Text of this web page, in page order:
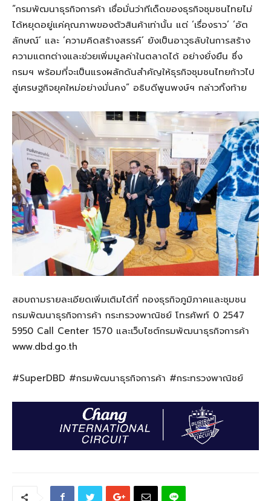
“กรมพัฒนาธุรกิจการค้า เชื่อมั่นว่าทีเด็ดของธุรกิจชุมชนไทยไม่
ได้หยุดอยู่แค่คุณภาพของตัวสินค้าเท่านั้น แต่ ‘เรื่องราว’ ‘อัต
ลักษณ์’ และ ‘ความคิดสร้างสรรค์’ ยังเป็นอาวุธลับในการสร้าง
ความแตกต่างและช่วยเพิ่มมูลค่าในตลาดได้ อย่างยั่งยืน ซึ่ง
กรมฯ พร้อมที่จะเป็นแรงผลักดันสําคัญให้ธุรกิจชุมชนไทยก้าวไป
สู่เศรษฐกิจยุคใหม่อย่างมั่นคง” อธิบดีพูนพงษ์ฯ กล่าวทิ้งท้าย
สอบถามรายละเอียดเพิ่มเติมได้ที่ กองธุรกิจภูมิภาคและชุมชน
กรมพัฒนาธุรกิจการค้า กระทรวงพาณิชย์ โทรศัพท์ 0 2547
5950 Call Center 1570 และเว็บไซต์กรมพัฒนาธุรกิจการค้า
www.dbd.go.th
#SuperDBD #กรมพัฒนาธุรกิจการค้า #กระทรวงพาณิชย์